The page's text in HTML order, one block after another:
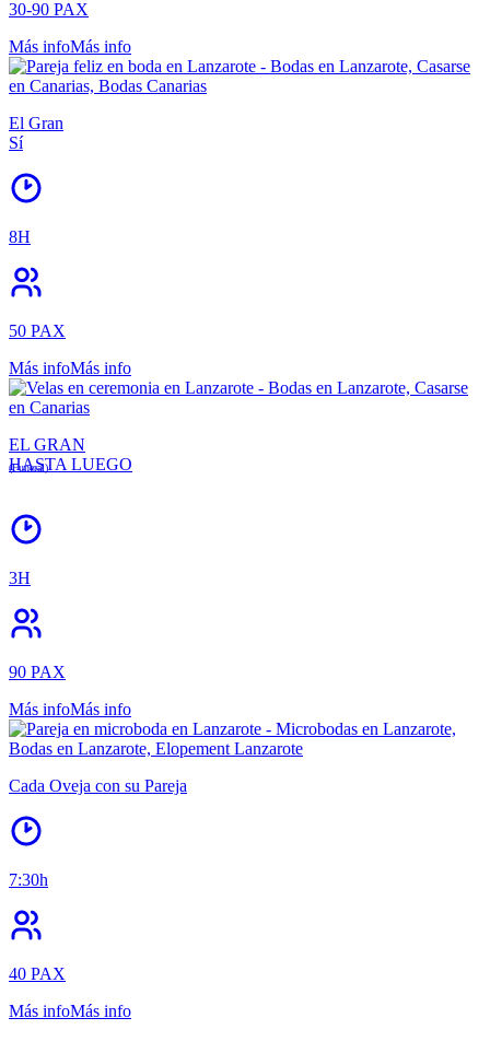
30-90 PAX
Más infoMás info
El Gran
Sí
8H
50 PAX
Más infoMás info
EL GRAN
HASTA LUEGO
(Funeral)
3H
90 PAX
Más infoMás info